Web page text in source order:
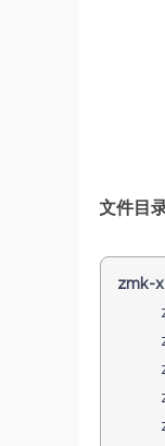
文件目
zmk-